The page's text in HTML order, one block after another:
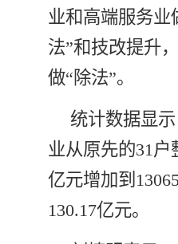
业和高端服务业
法”和技改提升
做“除法”。
统计数据显
业从原先的31户
亿元增加到
130.17亿元。